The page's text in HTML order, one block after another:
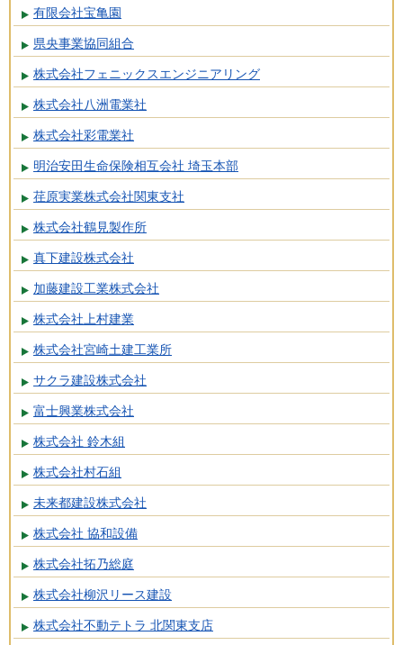
有限会社宝亀園
県央事業協同組合
株式会社フェニックスエンジニアリング
株式会社八洲電業社
株式会社彩電業社
明治安田生命保険相互会社 埼玉本部
荏原実業株式会社関東支社
株式会社鶴見製作所
真下建設株式会社
加藤建設工業株式会社
株式会社上村建業
株式会社宮崎土建工業所
サクラ建設株式会社
富士興業株式会社
株式会社 鈴木組
株式会社村石組
未来都建設株式会社
株式会社 協和設備
株式会社拓乃総庭
株式会社柳沢リース建設
株式会社不動テトラ 北関東支店